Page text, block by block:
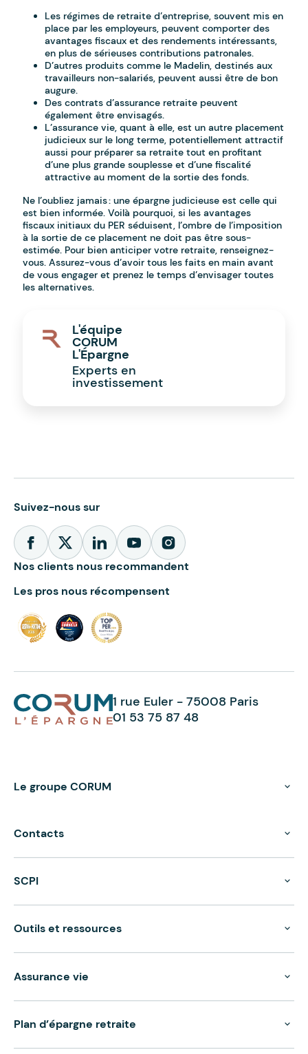
Les régimes de retraite d’entreprise, souvent mis en
place par les employeurs, peuvent comporter des
avantages fiscaux et des rendements intéressants,
en plus de sérieuses contributions patronales.
D’autres produits comme le Madelin, destinés aux
travailleurs non-salariés, peuvent aussi être de bon
augure.
Des contrats d’assurance retraite peuvent
également être envisagés.
L’assurance vie, quant à elle, est un autre placement
judicieux sur le long terme, potentiellement attractif
aussi pour préparer sa retraite tout en profitant
d’une plus grande souplesse et d’une fiscalité
attractive au moment de la sortie des fonds.
Ne l’oubliez jamais : une épargne judicieuse est celle qui
est bien informée. Voilà pourquoi, si les avantages
fiscaux initiaux du PER séduisent, l’ombre de l’imposition
à la sortie de ce placement ne doit pas être sous-
estimée. Pour bien anticiper votre retraite, renseignez-
vous. Assurez-vous d’avoir tous les faits en main avant
de vous engager et prenez le temps d’envisager toutes
les alternatives.
L'équipe
CORUM
L'Épargne
Experts en
investissement
Suivez-nous sur
Nos clients nous recommandent
Les pros nous récompensent
1 rue Euler - 75008 Paris
01 53 75 87 48
Le groupe CORUM
Contacts
SCPI
Outils et ressources
Assurance vie
Plan d’épargne retraite